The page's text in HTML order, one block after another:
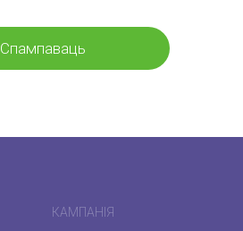
Спампаваць
КАМПАНІЯ